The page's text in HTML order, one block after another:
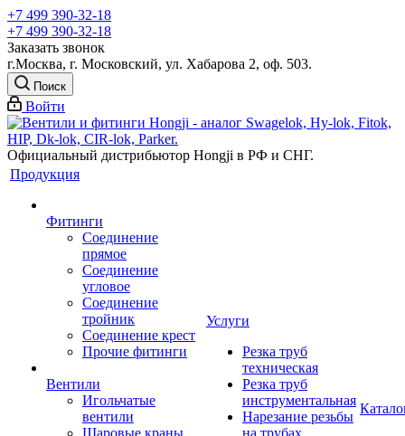
+7 499 390-32-18
+7 499 390-32-18
Заказать звонок
г.Москва, г. Московский, ул. Хабарова 2, оф. 503.
Поиск
Войти
Официальный дистрибьютор Hongji в РФ и СНГ.
Продукция
Фитинги
Соединение
прямое
Соединение
угловое
Соединение
тройник
Соединение крест
Прочие фитинги
Вентили
Игольчатые
вентили
Шаровые краны
Услуги
Резка труб
техническая
Резка труб
инструментальная
Нарезание резьбы
на трубах